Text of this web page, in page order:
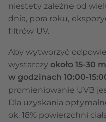
niestety zależne od
dnia, pora roku,
filtrów UV.
Aby wytworzyć
wystarczy około 15-30
w godzinach 10:00-
promieniowanie UVB
Dla uzyskania
ok. 18% powierzchni